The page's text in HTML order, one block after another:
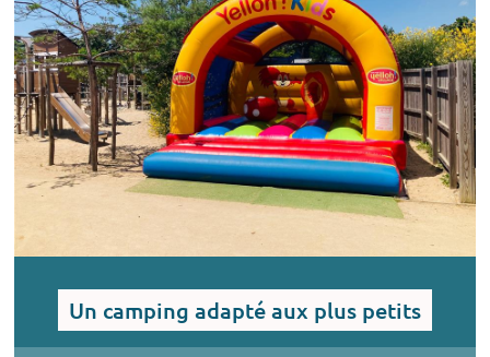
Un camping adapté aux plus petits